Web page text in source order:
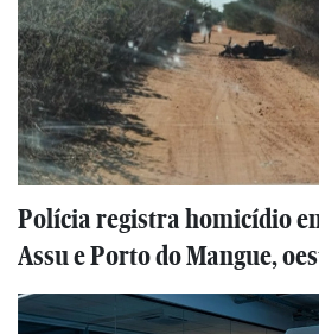
Polícia registra homicídio
Assu e Porto do Mangue,